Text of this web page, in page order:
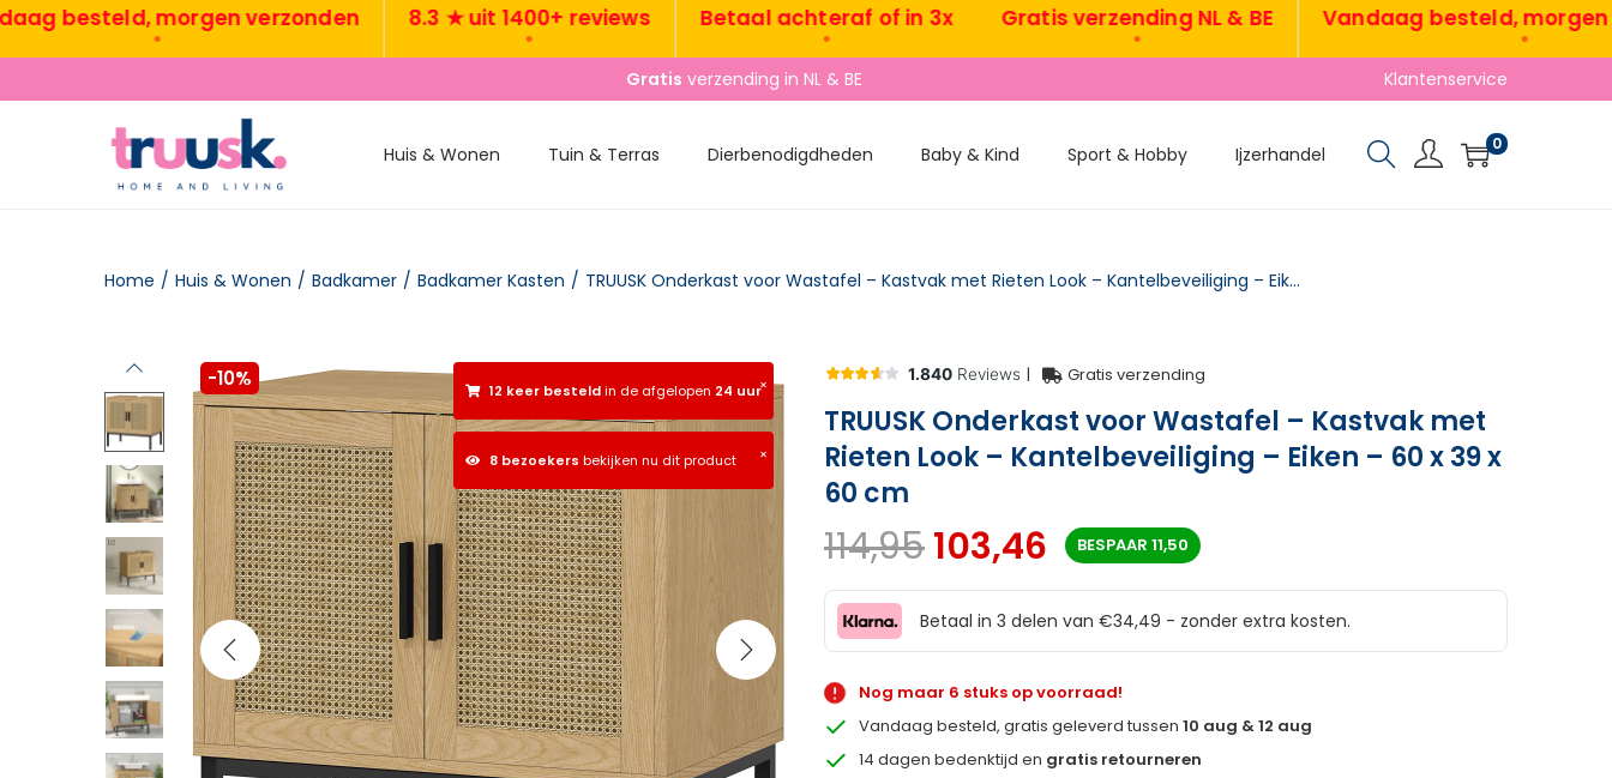
besteld, morgen verzonden 8.3 ★ uit 1400+ reviews Betaal achteraf of in 3x Gratis verzending NL & BE Vandaag besteld, morgen
Gratis verzending in NL & BE Klantenservice
Huis & Wonen Tuin & Terras Dierbenodigdheden Baby & Kind Sport & Hobby Ijzerhandel 0
Home / Huis & Wonen / Badkamer / Badkamer Kasten / TRUUSK Onderkast voor Wastafel – Kastvak met Rieten Look – Kantelbeveiliging – Eiken – 60 x 39 x 60 cm
×
12 keer besteldin de afgelopen 24 uur
×
8 bezoekers bekijken nu dit product
-10% | Gratis verzending
TRUUSK Onderkast voor Wastafel – Kastvak met
Rieten Look – Kantelbeveiliging – Eiken – 60 x 39 x
60 cm
114,95103,46 BESPAAR 11,50
Betaal in 3 delen van €34,49 - zonder extra kosten.
Nog maar 6 stuks op voorraad!
Vandaag besteld, gratis geleverd tussen10 aug & 12 aug
14 dagen bedenktijd en gratis retourneren